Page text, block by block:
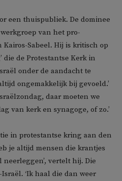
een thuispubliek. De dominee
van het pro-
Sabeel. Hij is kritisch op
die de Protestantse Kerk in
onder de aandacht te
ongemakkelijk bij gevoeld.’
daar moeten we
van kerk en synagoge, of zo.’
in protestantse kring aan den
je altijd mensen die krantjes
vertelt hij. Die
‘Ik haal die dan weer